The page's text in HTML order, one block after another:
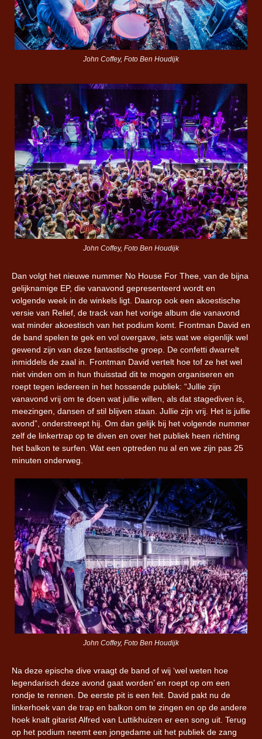
John Coffey, Foto Ben Houdijk
John Coffey, Foto Ben Houdijk
Dan volgt het nieuwe nummer No House For Thee, van de bijna
gelijknamige EP, die vanavond gepresenteerd wordt en
volgende week in de winkels ligt. Daarop ook een akoestische
versie van Relief, de track van het vorige album die vanavond
wat minder akoestisch van het podium komt. Frontman David en
de band spelen te gek en vol overgave, iets wat we eigenlijk wel
gewend zijn van deze fantastische groep. De confetti dwarrelt
inmiddels de zaal in. Frontman David vertelt hoe tof ze het wel
niet vinden om in hun thuisstad dit te mogen organiseren en
roept tegen iedereen in het hossende publiek: “Jullie zijn
vanavond vrij om te doen wat jullie willen, als dat stagediven is,
meezingen, dansen of stil blijven staan. Jullie zijn vrij. Het is jullie
avond”, onderstreept hij. Om dan gelijk bij het volgende nummer
zelf de linkertrap op te diven en over het publiek heen richting
het balkon te surfen. Wat een optreden nu al en we zijn pas 25
minuten onderweg.
John Coffey, Foto Ben Houdijk
Na deze epische dive vraagt de band of wij ‘wel weten hoe
legendarisch deze avond gaat worden’ en roept op om een
rondje te rennen. De eerste pit is een feit. David pakt nu de
linkerhoek van de trap en balkon om te zingen en op de andere
hoek knalt gitarist Alfred van Luttikhuizen er een song uit. Terug
op het podium neemt een jongedame uit het publiek de zang